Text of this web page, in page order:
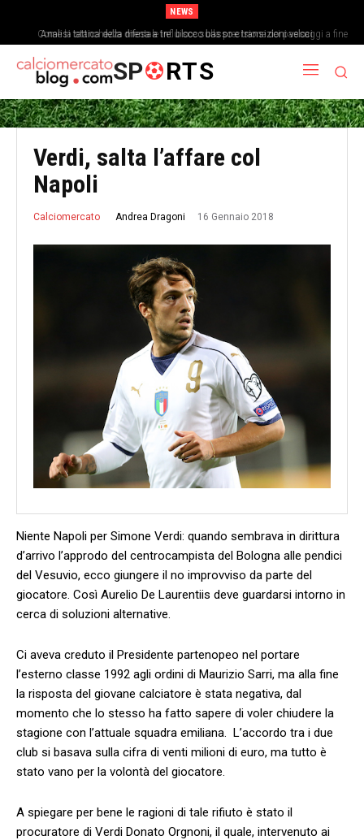
NEWS
Analisi tattica della difesa a tre: blocco basso e transizioni veloci
Come la stanchezza mentale influisce sulla precisione dei passaggi a fine
partita
SP RTS
Verdi, salta l’affare col
Napoli
Calciomercato Andrea Dragoni 16 Gennaio 2018
Niente Napoli per Simone Verdi: quando sembrava in dirittura
d’arrivo l’approdo del centrocampista del Bologna alle pendici
del Vesuvio, ecco giungere il no improvviso da parte del
giocatore. Così Aurelio De Laurentiis deve guardarsi intorno in
cerca di soluzioni alternative.
Ci aveva creduto il Presidente partenopeo nel portare
l’esterno classe 1992 agli ordini di Maurizio Sarri, ma alla fine
la risposta del giovane calciatore è stata negativa, dal
momento che lo stesso ha fatto sapere di voler chiudere la
stagione con l’attuale squadra emiliana. L’accordo tra i due
club si basava sulla cifra di venti milioni di euro, ma tutto è
stato vano per la volontà del giocatore.
A spiegare per bene le ragioni di tale rifiuto è stato il
procuratore di Verdi Donato Orgnoni, il quale, intervenuto ai